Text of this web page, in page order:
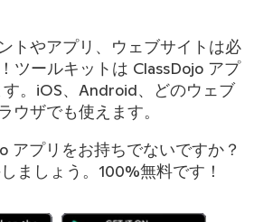
トやアプリ、ウェブサイトは必
ツールキットは ClassDojo アプ
す。iOS、Android、どのウェブ
ウザでも使えます。
アプリをお持ちでないですか？
ましょう。100%無料です！